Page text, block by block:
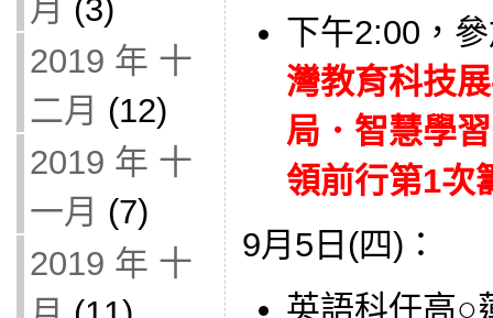
月 (3)
2019 年 十
二月 (12)
2019 年 十
一月 (7)
2019 年 十
下午2:00，
灣教育科技
局．智慧學
領前行第1次
9月5日(四)：
英語科任高○